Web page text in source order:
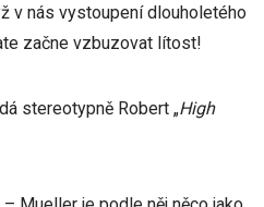
v nás vystoupení dlouholetého
začne vzbuzovat lítost!
stereotypně Robert „High